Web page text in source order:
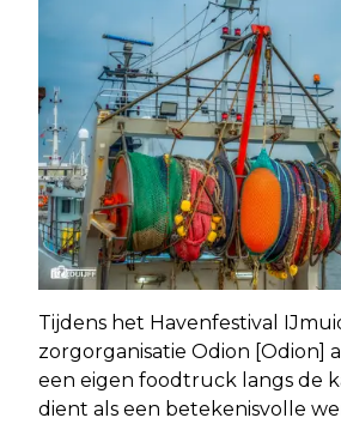
Tijdens het Havenfestival
zorgorganisatie Odion [Odion]
een eigen foodtruck langs de
dient als een betekenisvolle